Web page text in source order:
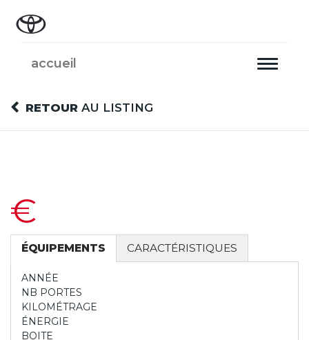
Toggle
accueil
RETOUR AU LISTING
€
ÉQUIPEMENTS CARACTÉRISTIQUES
ANNÉE
NB PORTES
KILOMÉTRAGE
ÉNERGIE
BOITE